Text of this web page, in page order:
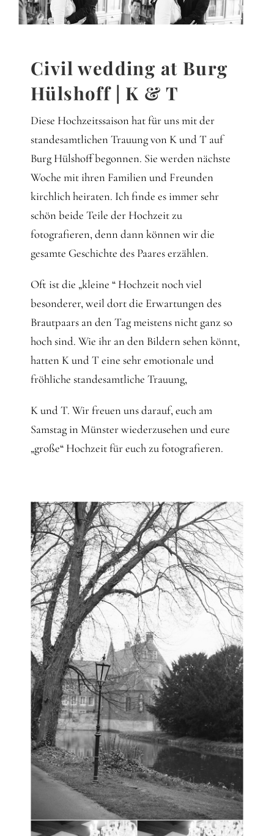
Civil wedding at Burg
Hülshoff | K & T
Diese Hochzeitssaison hat für uns mit der
standesamtlichen Trauung von K und T auf
Burg Hülshoff begonnen. Sie werden nächste
Woche mit ihren Familien und Freunden
kirchlich heiraten. Ich finde es immer sehr
schön beide Teile der Hochzeit zu
fotografieren, denn dann können wir die
gesamte Geschichte des Paares erzählen.
Oft ist die „kleine “ Hochzeit noch viel
besonderer, weil dort die Erwartungen des
Brautpaars an den Tag meistens nicht ganz so
hoch sind. Wie ihr an den Bildern sehen könnt,
hatten K und T eine sehr emotionale und
fröhliche standesamtliche Trauung,
K und T. Wir freuen uns darauf, euch am
Samstag in Münster wiederzusehen und eure
„große“ Hochzeit für euch zu fotografieren.